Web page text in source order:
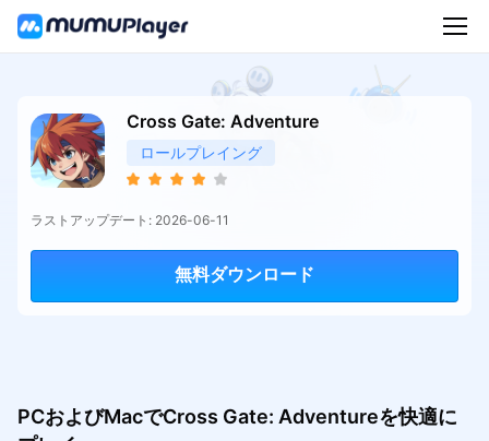
Cross Gate: Adventure
ロールプレイング
ラストアップデート: 2026-06-11
無料ダウンロード
PCおよびMacでCross Gate: Adventureを快適に